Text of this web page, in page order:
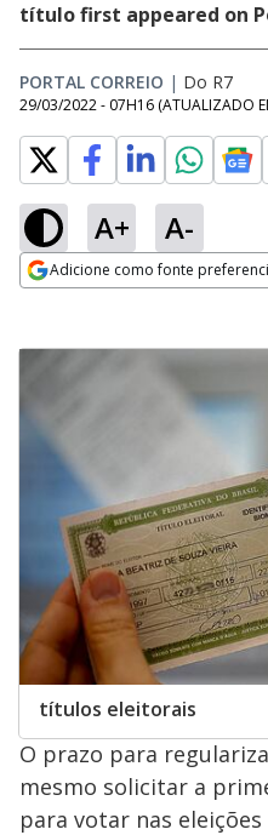
título first appeared on
PORTAL CORREIO | Do R7
29/03/2022 - 07H16 (ATUALIZADO
A+ A-
Adicione como fonte
títulos eleitorais
O prazo para
mesmo solicitar a
para votar nas